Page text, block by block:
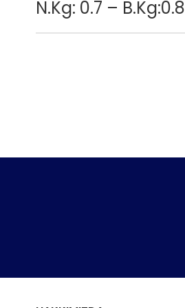
N.Kg: 0.7 – B.Kg:0.8